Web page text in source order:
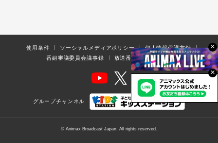
×
×
使用条件 ソーシャルメディアポリシー
個人情報保護方針
番組審議委員会議事録
放送番組の編集の基準
グループチャンネル
© Animax Broadcast Japan. All rights reserved.